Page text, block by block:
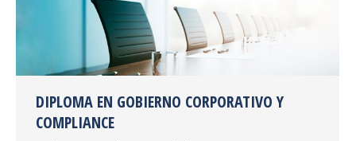
DIPLOMA EN GOBIERNO CORPORATIVO Y
COMPLIANCE